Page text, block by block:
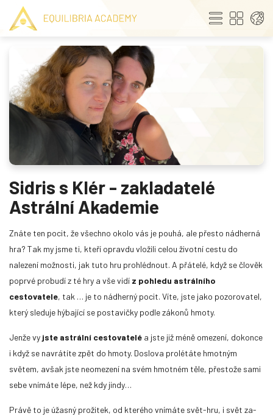
Sidris s Klér - zakladatelé
Astrální Akademie
Znáte ten pocit, že všechno okolo vás je pouhá, ale přesto nádherná
hra? Tak my jsme ti, kteří opravdu vložili celou životní cestu do
nalezení možnosti, jak tuto hru prohlédnout. A přátelé, když se člověk
poprvé probudí z té hry a vše vidí z pohledu astrálního
cestovatele, tak … je to nádherný pocit. Víte, jste jako pozorovatel,
který sleduje hýbající se postavičky podle zákonů hmoty.
Jenže vy jste astrální cestovatelé a jste již méně omezení, dokonce
i když se navrátíte zpět do hmoty. Doslova prolétáte hmotným
světem, avšak jste neomezení na svém hmotném těle, přestože sami
sebe vnímáte lépe, než kdy jindy…
Právě to je úžasný prožitek, od kterého vnímáte svět-hru, i svět za-